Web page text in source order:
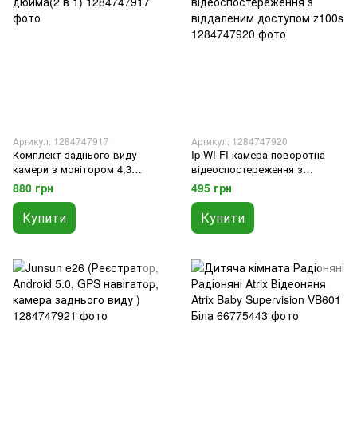
Артикул: 1284747917
Комплект заднього виду
камери з монітором 4,3
дюйма(2 в 1)
880 грн
Купити
Артикул: 1284747920
Ip WI-FI камера поворотна
відеоспостереження з
віддаленим доступом z100s
495 грн
Купити